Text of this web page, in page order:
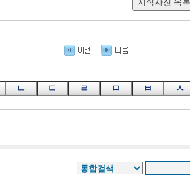
ㄴ ㄷ ㄹ ㅁ ㅂ ㅅ